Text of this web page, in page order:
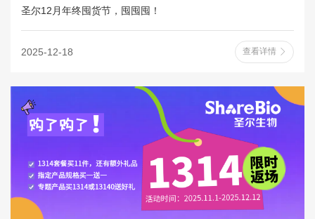
圣尔12月年终囤货节，囤囤囤！
2025-12-18 查看详情